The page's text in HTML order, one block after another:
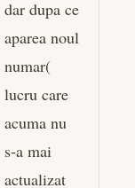
dar dupa ce
aparea noul
numar(
lucru care
acuma nu
s-a mai
actualizat